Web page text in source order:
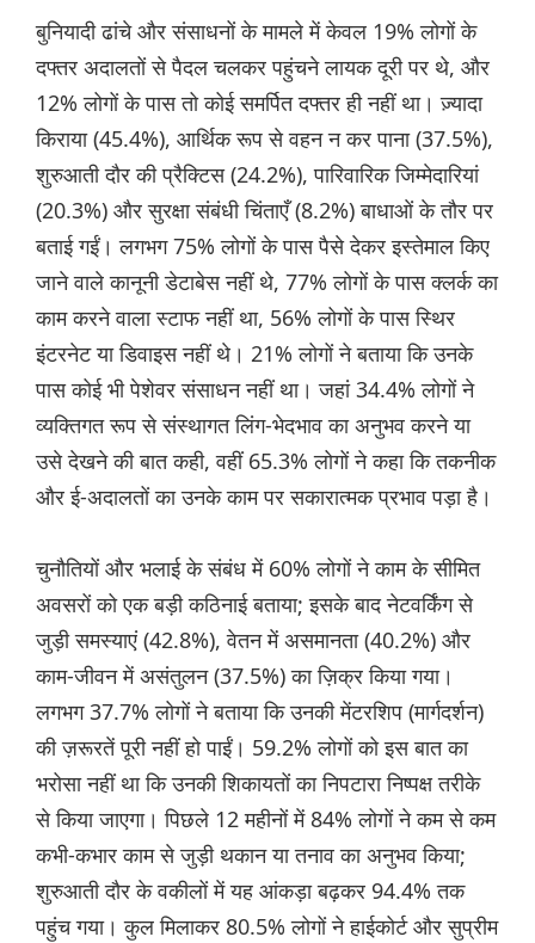
बुनियादी ढांचे और संसाधनों के मामले में केवल 19% लोगों के
दफ्तर अदालतों से पैदल चलकर पहुंचने लायक दूरी पर थे, और
12% लोगों के पास तो कोई समर्पित दफ्तर ही नहीं था। ज़्यादा
किराया (45.4%), आर्थिक रूप से वहन न कर पाना (37.5%),
शुरुआती दौर की प्रैक्टिस (24.2%), पारिवारिक जिम्मेदारियां
(20.3%) और सुरक्षा संबंधी चिंताएँ (8.2%) बाधाओं के तौर पर
बताई गईं। लगभग 75% लोगों के पास पैसे देकर इस्तेमाल किए
जाने वाले कानूनी डेटाबेस नहीं थे, 77% लोगों के पास क्लर्क का
काम करने वाला स्टाफ नहीं था, 56% लोगों के पास स्थिर
इंटरनेट या डिवाइस नहीं थे। 21% लोगों ने बताया कि उनके
पास कोई भी पेशेवर संसाधन नहीं था। जहां 34.4% लोगों ने
व्यक्तिगत रूप से संस्थागत लिंग-भेदभाव का अनुभव करने या
उसे देखने की बात कही, वहीं 65.3% लोगों ने कहा कि तकनीक
और ई-अदालतों का उनके काम पर सकारात्मक प्रभाव पड़ा है।
चुनौतियों और भलाई के संबंध में 60% लोगों ने काम के सीमित
अवसरों को एक बड़ी कठिनाई बताया; इसके बाद नेटवर्किंग से
जुड़ी समस्याएं (42.8%), वेतन में असमानता (40.2%) और
काम-जीवन में असंतुलन (37.5%) का ज़िक्र किया गया।
लगभग 37.7% लोगों ने बताया कि उनकी मेंटरशिप (मार्गदर्शन)
की ज़रूरतें पूरी नहीं हो पाईं। 59.2% लोगों को इस बात का
भरोसा नहीं था कि उनकी शिकायतों का निपटारा निष्पक्ष तरीके
से किया जाएगा। पिछले 12 महीनों में 84% लोगों ने कम से कम
कभी-कभार काम से जुड़ी थकान या तनाव का अनुभव किया;
शुरुआती दौर के वकीलों में यह आंकड़ा बढ़कर 94.4% तक
पहुंच गया। कुल मिलाकर 80.5% लोगों ने हाईकोर्ट और सुप्रीम